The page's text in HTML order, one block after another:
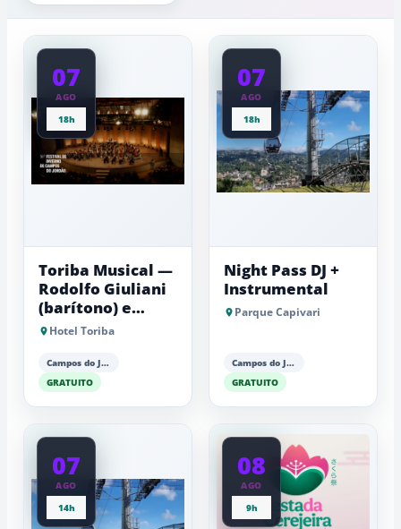
Mantiqueira
a
07
AGO
18h
Toriba Musical —
Rodolfo Giuliani
(barítono) e
Antonio Luiz
Hotel Toriba
Campos do Jordão
GRATUITO
07
AGO
18h
Night Pass DJ +
Instrumental
Parque Capivari
Campos do Jordão
GRATUITO
07
AGO
14h
08
AGO
9h